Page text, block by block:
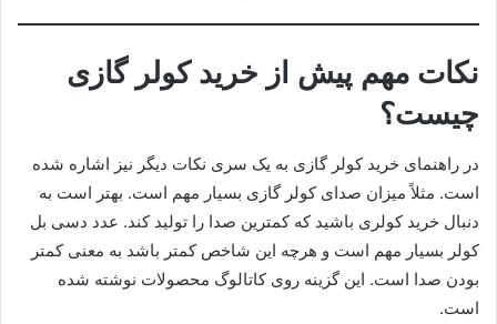
نکات مهم پیش از خرید کولر گازی
چیست؟
در راهنمای خرید کولر گازی به یک سری نکات دیگر نیز اشاره شده
است. مثلاً میزان صدای کولر گازی بسیار مهم است. بهتر است به
دنبال خرید کولری باشید که کمترین صدا را تولید کند. عدد دسی بل
کولر بسیار مهم است و هرچه این شاخص کمتر باشد به معنی کمتر
بودن صدا است. این گزینه روی کاتالوگ محصولات نوشته شده
است.